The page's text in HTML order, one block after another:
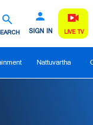
SIGN IN LIVE TV
Nattuvartha